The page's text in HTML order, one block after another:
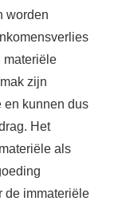
worden
materiële
zijn
en kunnen dus
Het
als
de immateriële